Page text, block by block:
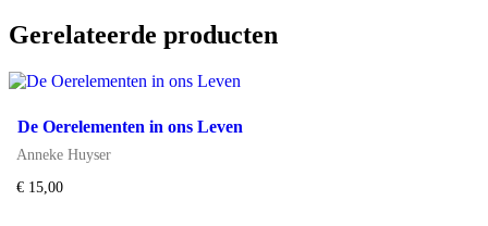
Gerelateerde producten
De Oerelementen in ons Leven
Anneke Huyser
€15,00